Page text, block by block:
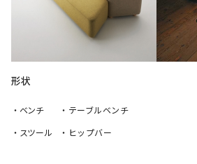
形状
・ベンチ
・スツール
・テーブルベンチ
・ヒップバー